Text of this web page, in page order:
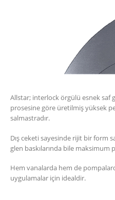
Allstar; interlock örgülü esnek
prosesine göre üretilmiş yüksek
salmastradır.
Dış ceketi sayesinde rijit bir form
glen baskılarında bile
Hem vanalarda hem de
uygulamalar için idealdir.